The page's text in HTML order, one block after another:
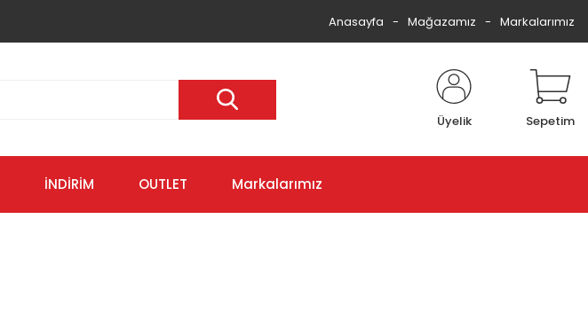
Anasayfa Mağazamız Markalarımız
Üyelik Sepetim
İNDİRİM OUTLET Markalarımız